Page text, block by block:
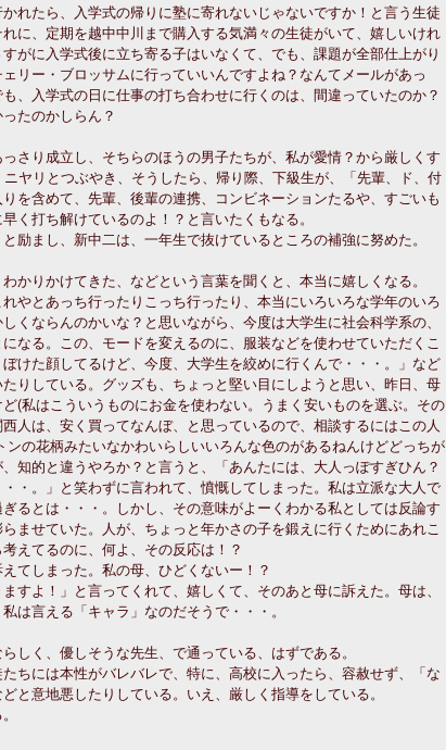
れたら、入学式の帰りに塾に寄れないじゃないですか！と言う生徒
に、定期を越中中川まで購入する気満々の生徒がいて、嬉しいけれ
がに入学式後に立ち寄る子はいなくて、でも、課題が全部仕上がり
リー・ブロッサムに行っていいんですよね？なんてメールがあっ
、入学式の日に仕事の打ち合わせに行くのは、間違っていたのか？
たのかしらん？
さり成立し、そちらのほうの男子たちが、私が愛情？から厳しくす
ヤリとつぶやき、そうしたら、帰り際、下級生が、「先輩、ド、付
を含めて、先輩、後輩の連携、コンビネーションたるや、すごいも
く打ち解けているのよ！？と言いたくもなる。
励まし、新中二は、一年生で抜けているところの補強に努めた。
かりかけてきた、などという言葉を聞くと、本当に嬉しくなる。
やとあっち行ったりこっち行ったり、本当にいろいろな学年のいろ
くならんのかいな？と思いながら、今度は大学生に社会科学系の、
なる。この、モードを変えるのに、服装などを使わせていただくこ
けた顔してるけど、今度、大学生を絞めに行くんで・・・。」など
りしている。グッズも、ちょっと堅い目にしようと思い、昨日、母
(私はこういうものにお金を使わない。うまく安いものを選ぶ。その
人は、安く買ってなんぼ、と思っているので、相談するにはこの人
の花柄みたいなかわいらしいいろんな色のがあるねんけどどっちが
知的と違うやろか？と言うと、「あんたには、大人っぽすぎひん？
・。」と笑わずに言われて、憤慨してしまった。私は立派な大人で
るとは・・・。しかし、その意味がよーくわかる私としては反論す
ませていた。人が、ちょっと年かさの子を鍛えに行くためにあれこ
えてるのに、何よ、その反応は！？
てしまった。私の母、ひどくないー！？
すよ！」と言ってくれて、嬉しくて、そのあと母に訴えた。母は、
は言える「キャラ」なのだそうで・・・。
しく、優しそうな先生、で通っている、はずである。
ちには本性がバレバレで、特に、高校に入ったら、容赦せず、「な
と意地悪したりしている。いえ、厳しく指導をしている。